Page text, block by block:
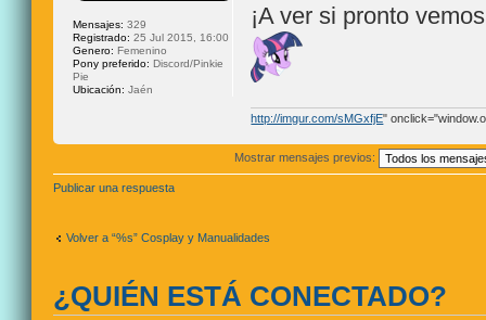
¡A ver si pronto
http://imgur.com/sMGxfjE"
Mensajes: 329
Registrado: 25 Jul 2015, 16:00
Genero: Femenino
Pony preferido: Discord/Pinkie
Pie
Ubicación: Jaén
Mostrar mensajes previos:
Publicar una respuesta
Volver a “%s” Cosplay y Manualidades
¿QUIÉN ESTÁ CONECTADO?